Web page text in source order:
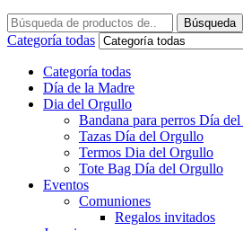
Búsqueda
Categoría todas
Categoría todas
Día de la Madre
Dia del Orgullo
Bandana para perros Día
Tazas Día del Orgullo
Termos Dia del Orgullo
Tote Bag Día del Orgullo
Eventos
Comuniones
Regalos invitados